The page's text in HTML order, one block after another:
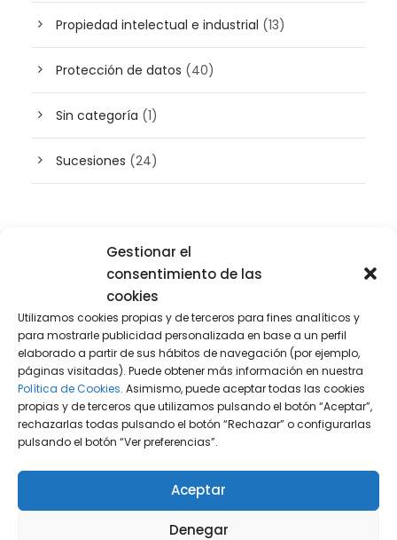
Gestionar el
consentimiento de las
cookies
Utilizamos cookies propias y de terceros para fines analíticos y
para mostrarle publicidad personalizada en base a un perfil
elaborado a partir de sus hábitos de navegación (por ejemplo,
páginas visitadas). Puede obtener más información en nuestra
Política de Cookies. Asimismo, puede aceptar todas las cookies
propias y de terceros que utilizamos pulsando el botón “Aceptar”,
rechazarlas todas pulsando el botón “Rechazar” o configurarlas
pulsando el botón “Ver preferencias”.
Aceptar
Denegar
Propiedad intelectual e industrial (13)
Protección de datos (40)
Sin categoría (1)
Sucesiones (24)
Buscador de artículos
DiG ABOGADOS
DiG Abogados es un despacho de abogados
multidisciplinar especializado en las materias de
fiscalidad y mercantil. Llevamos más de 50 años al